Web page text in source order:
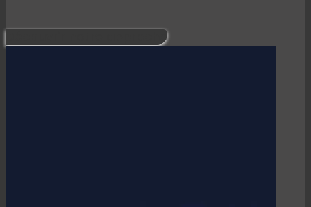
Découvrir notre approche